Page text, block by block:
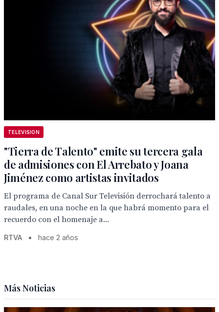
TELEVISION
"Tierra de Talento" emite su tercera gala
de admisiones con El Arrebato y Joana
Jiménez como artistas invitados
El programa de Canal Sur Televisión derrochará talento a
raudales, en una noche en la que habrá momento para el
recuerdo con el homenaje a...
RTVA • hace 2 años
Más Noticias